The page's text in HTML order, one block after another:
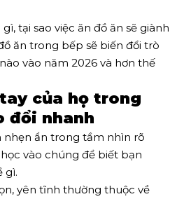
tại sao việc ăn đồ ăn sẽ giành
ăn trong bếp sẽ biến đổi trò
vào năm 2026 và hơn thế
của họ trong
đổi nhanh
ẩn trong tầm nhìn rõ
vào chúng để biết bạn
gì.
yên tĩnh thường thuộc về